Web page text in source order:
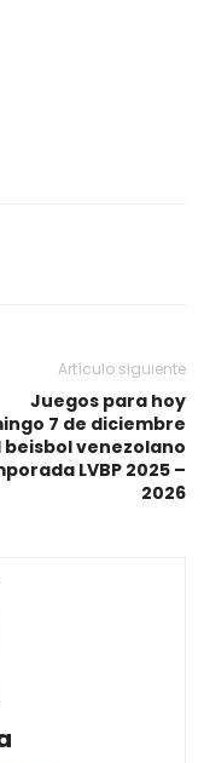
Artículo siguiente
Juegos para hoy
7 de diciembre
beisbol venezolano
LVBP 2025 –
2026